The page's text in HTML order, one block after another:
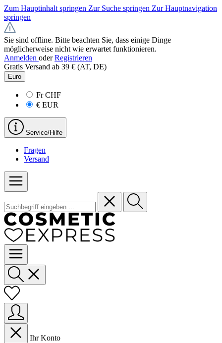
Zum Hauptinhalt springen Zur Suche springen Zur Hauptnavigation
springen
Sie sind offline. Bitte beachten Sie, dass einige Dinge
möglicherweise nicht wie erwartet funktionieren.
Anmelden oder Registrieren
Gratis Versand ab 39 € (AT, DE)
Euro
FrCHF
€ EUR
Service/Hilfe
Fragen
Versand
Ihr Konto